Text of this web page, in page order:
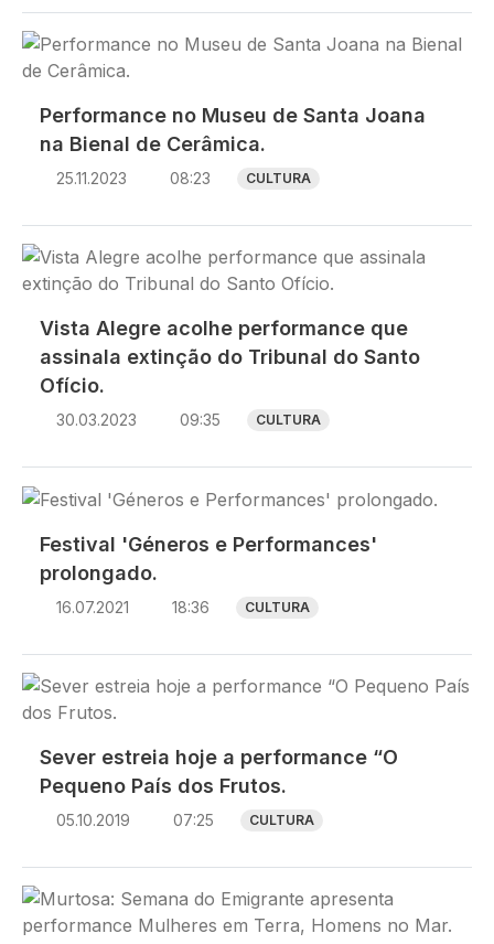
Imagem
Performance no Museu de Santa Joana
na Bienal de Cerâmica.
25.11.2023 08:23 CULTURA
Imagem
Vista Alegre acolhe performance que
assinala extinção do Tribunal do Santo
Ofício.
30.03.2023 09:35 CULTURA
Imagem
Festival 'Géneros e Performances'
prolongado.
16.07.2021 18:36 CULTURA
Imagem
Sever estreia hoje a performance “O
Pequeno País dos Frutos.
05.10.2019 07:25 CULTURA
Imagem